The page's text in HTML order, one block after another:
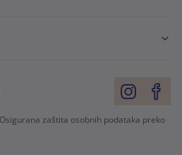
zaštita osobnih podataka preko